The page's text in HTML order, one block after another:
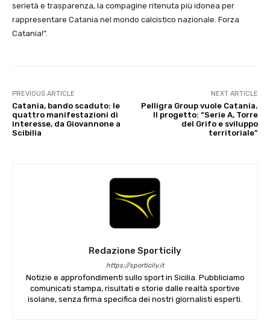
serietà e trasparenza, la compagine ritenuta più idonea per
rappresentare Catania nel mondo calcistico nazionale. Forza
Catania!”.
PREVIOUS ARTICLE
Catania, bando scaduto: le
quattro manifestazioni di
interesse, da Giovannone a
Scibilia
NEXT ARTICLE
Pelligra Group vuole Catania.
Il progetto: “Serie A, Torre
del Grifo e sviluppo
territoriale”
Redazione Sporticily
https://sporticily.it
Notizie e approfondimenti sullo sport in Sicilia. Pubbliciamo
comunicati stampa, risultati e storie dalle realtà sportive
isolane, senza firma specifica dei nostri giornalisti esperti.